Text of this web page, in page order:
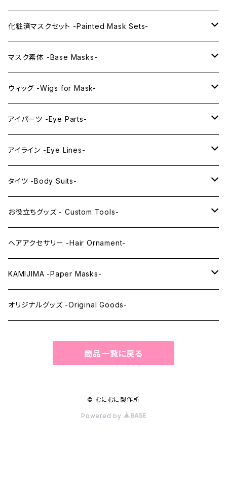
KAWAII PREMIUM Mask & Wig Sets
プレミアムマスク素体-Premium base masks-
プレミアムウィッグ -Premium Wigs-
プレミアムレンズアイ -Premium Lens eye-
化粧済マスクセット -Painted Mask Sets-
KAWAII EX series
KAWAII series
IDOL series
PRINCESS series
KAWAII Little series
マスク素体 -Base Masks-
アニメマスク -Anime Masks-
ドールマスク -Doll Masks-
ウィッグ -Wigs for Mask-
ロング -Long-
ミドル -Middle-
アイパーツ -Eye Parts-
レンズアイ -Lens Eyes-
レンズアイ
レンズアイEX
クリスタルアイ -Crystal Eyes-
アイライン -Eye Lines-
アイラインステッカー -Eye Line Stickers-
まゆ毛 -Eyebrows-
まつ毛 -Eyelash-
タイツ -Body Suits-
全身タイツ -Full Body Suits-
上半身タイツ -Upper Body Suits-
お役立ちグッズ - Custom Tools-
カスタム用品 -Custom Tools-
ウィッグメンテナンス -Wig Maintenance-
ヘアアクセサリー -Hair Ornament-
KAMIJIMA -Paper Masks-
ペーパーマスク -Paper Masks-
オリジナルグッズ -Original Goods-
商品一覧に戻る
© むにむに製作所
Powered by